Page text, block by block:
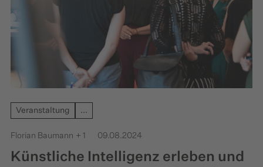
Veranstaltung ...
Florian Baumann + 1 09.08.2024
Künstliche Intelligenz erleben und